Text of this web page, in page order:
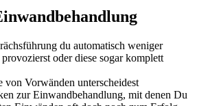
du automatisch weniger
oder diese sogar komplett
Vorwänden unterscheidest
zur Einwandbehandlung, mit denen Du